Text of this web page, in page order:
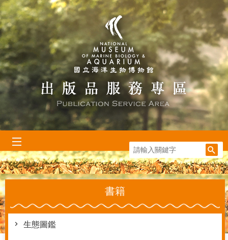
跳到主要內容區塊
:::
書籍
生態圖鑑